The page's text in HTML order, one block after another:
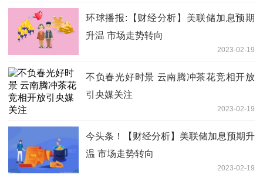
环球播报:【财经分析】美联储加息预期
升温 市场走势转向
2023-02-19
不负春光好时景 云南腾冲茶花竞相开放
引央媒关注
2023-02-19
今头条！【财经分析】美联储加息预期升
温 市场走势转向
2023-02-19